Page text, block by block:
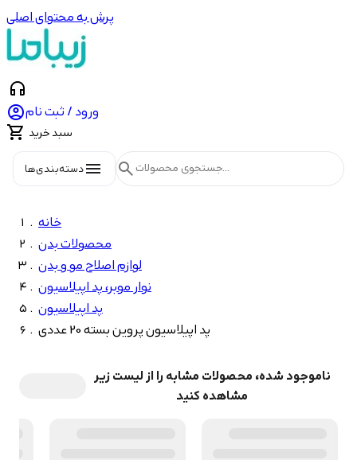
پرش به محتوای اصلی
headphones
ورود / ثبت نام
 سبد خرید
menuدسته‌بندی‌ها search
خانه
محصولات بدن
لوازم اصلاح مو و بدن
نوار موبر، پد اپیلاسیون
پد اپیلاسیون
پد اپیلاسیون پروین بسته 20 عددی
ناموجود شده، محصولات مشابه را از لیست زیر
مشاهده کنید